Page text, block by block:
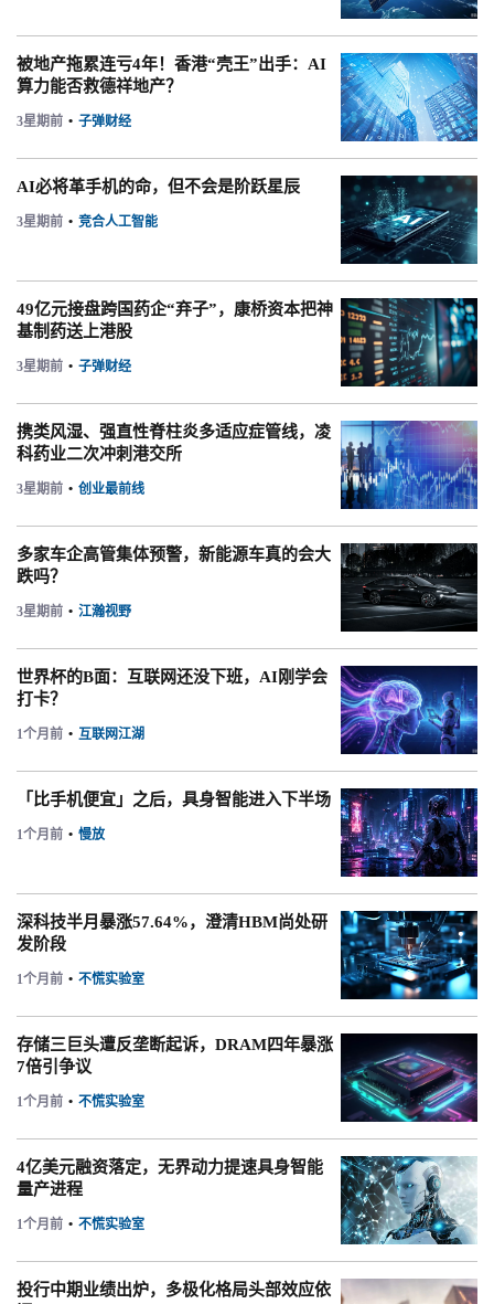
被地产拖累连亏4年！香港“壳王”出手：AI
算力能否救德祥地产？
3星期前 • 子弹财经
AI必将革手机的命，但不会是阶跃星辰
3星期前 • 竞合人工智能
49亿元接盘跨国药企“弃子”，康桥资本把神
基制药送上港股
3星期前 • 子弹财经
携类风湿、强直性脊柱炎多适应症管线，凌
科药业二次冲刺港交所
3星期前 • 创业最前线
多家车企高管集体预警，新能源车真的会大
跌吗？
3星期前 • 江瀚视野
世界杯的B面：互联网还没下班，AI刚学会
打卡？
1个月前 • 互联网江湖
「比手机便宜」之后，具身智能进入下半场
1个月前 • 慢放
深科技半月暴涨57.64%，澄清HBM尚处研
发阶段
1个月前 • 不慌实验室
存储三巨头遭反垄断起诉，DRAM四年暴涨
7倍引争议
1个月前 • 不慌实验室
4亿美元融资落定，无界动力提速具身智能
量产进程
1个月前 • 不慌实验室
投行中期业绩出炉，多极化格局头部效应依